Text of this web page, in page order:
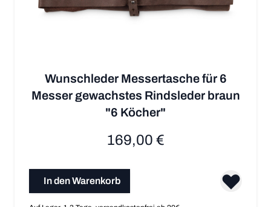
Wunschleder Messertasche für 6
Messer gewachstes Rindsleder braun
"6 Köcher"
169,00 €
In den Warenkorb